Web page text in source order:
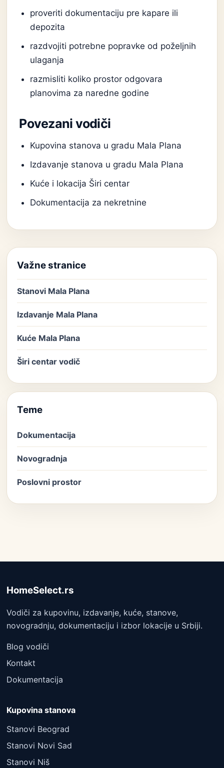
proveriti dokumentaciju pre kapare ili
depozita
razdvojiti potrebne popravke od poželjnih
ulaganja
razmisliti koliko prostor odgovara
planovima za naredne godine
Povezani vodiči
Kupovina stanova u gradu Mala Plana
Izdavanje stanova u gradu Mala Plana
Kuće i lokacija Širi centar
Dokumentacija za nekretnine
Važne stranice
Stanovi Mala Plana
Izdavanje Mala Plana
Kuće Mala Plana
Širi centar vodič
Teme
Dokumentacija
Novogradnja
Poslovni prostor
HomeSelect.rs
Vodiči za kupovinu, izdavanje, kuće, stanove,
novogradnju, dokumentaciju i izbor lokacije u Srbiji.
Blog vodiči
Kontakt
Dokumentacija
Kupovina stanova
Stanovi Beograd
Stanovi Novi Sad
Stanovi Niš